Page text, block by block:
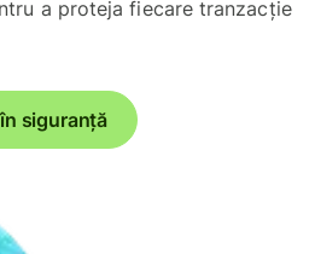
a proteja fiecare tranzacție
siguranță